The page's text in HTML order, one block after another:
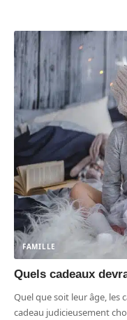
FAMILLE
Quels cadeaux
Quel que soit leur âge, les
cadeau judicieusement